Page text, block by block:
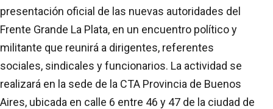
presentación oficial de las nuevas autoridades del
Frente Grande La Plata, en un encuentro político y
militante que reunirá a dirigentes, referentes
sociales, sindicales y funcionarios. La actividad se
realizará en la sede de la CTA Provincia de Buenos
Aires, ubicada en calle 6 entre 46 y 47 de la ciudad de